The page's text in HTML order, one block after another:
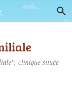
clinique située